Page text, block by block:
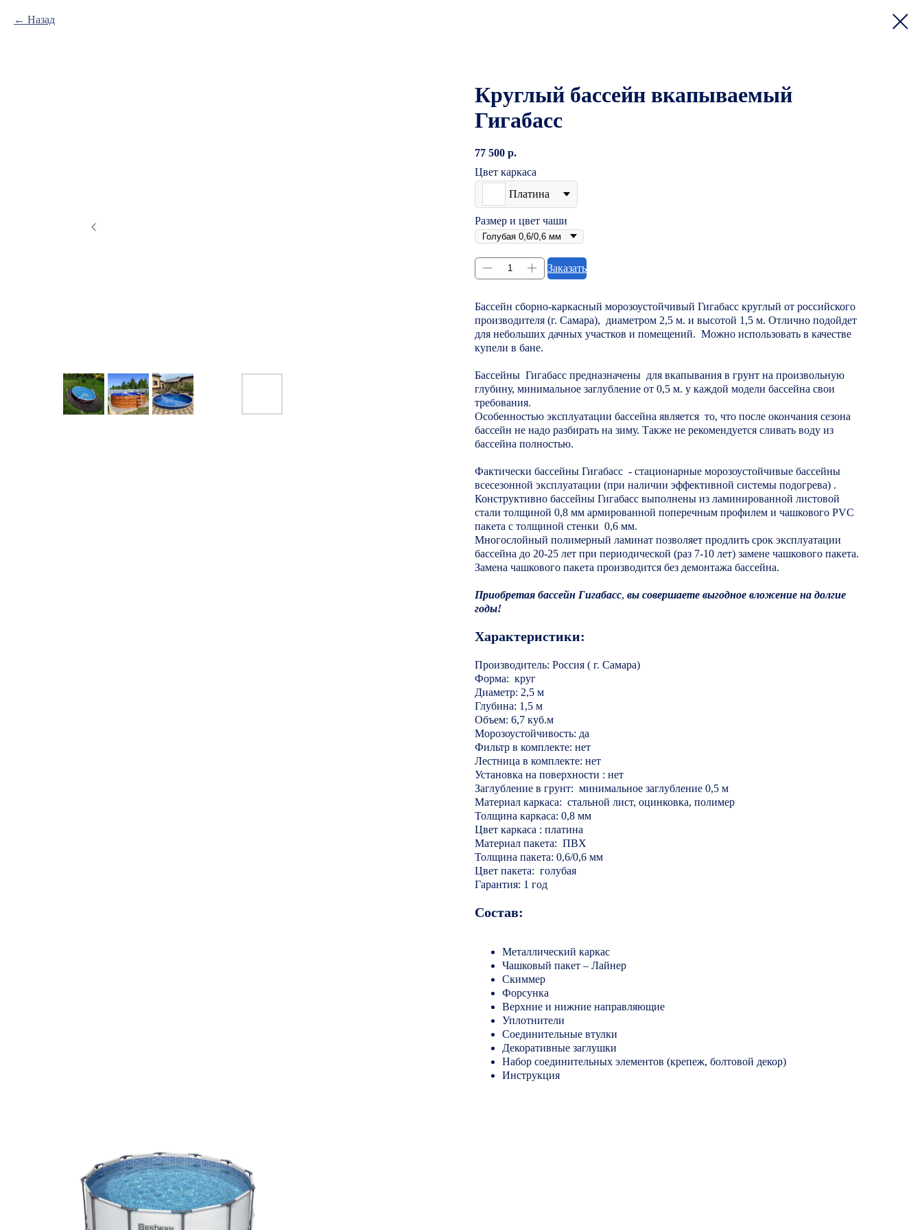
Назад
Круглый бассейн вкапываемый
Гигабасс
77 500 р.
Цвет каркаса
Платина
Размер и цвет чаши
Заказать
Бассейн сборно-каркасный морозоустойчивый Гигабасс круглый от российского
производителя (г. Самара), диаметром 2,5 м. и высотой 1,5 м. Отлично подойдет
для небольших дачных участков и помещений. Можно использовать в качестве
купели в бане.
Бассейны Гигабасс предназначены для вкапывания в грунт на произвольную
глубину, минимальное заглубление от 0,5 м. у каждой модели бассейна свои
требования.
Особенностью эксплуатации бассейна является то, что после окончания сезона
бассейн не надо разбирать на зиму. Также не рекомендуется сливать воду из
бассейна полностью.
Фактически бассейны Гигабасс - стационарные морозоустойчивые бассейны
всесезонной эксплуатации (при наличии эффективной системы подогрева) .
Конструктивно бассейны Гигабасс выполнены из ламинированной листовой
стали толщиной 0,8 мм армированной поперечным профилем и чашкового PVC
пакета с толщиной стенки 0,6 мм.
Многослойный полимерный ламинат позволяет продлить срок эксплуатации
бассейна до 20-25 лет при периодической (раз 7-10 лет) замене чашкового пакета.
Замена чашкового пакета производится без демонтажа бассейна.
Приобретая бассейн Гигабасс, вы совершаете выгодное вложение на долгие
годы!
Характеристики:
Производитель: Россия ( г. Самара)
Форма: круг
Диаметр: 2,5 м
Глубина: 1,5 м
Объем: 6,7 куб.м
Морозоустойчивость: да
Фильтр в комплекте: нет
Лестница в комплекте: нет
Установка на поверхности : нет
Заглубление в грунт: минимальное заглубление 0,5 м
Материал каркаса: стальной лист, оцинковка, полимер
Толщина каркаса: 0,8 мм
Цвет каркаса : платина
Материал пакета: ПВХ
Толщина пакета: 0,6/0,6 мм
Цвет пакета: голубая
Гарантия: 1 год
Состав:
Металлический каркас
Чашковый пакет – Лайнер
Скиммер
Форсунка
Верхние и нижние направляющие
Уплотнители
Соединительные втулки
Декоративные заглушки
Набор соединительных элементов (крепеж, болтовой декор)
Инструкция